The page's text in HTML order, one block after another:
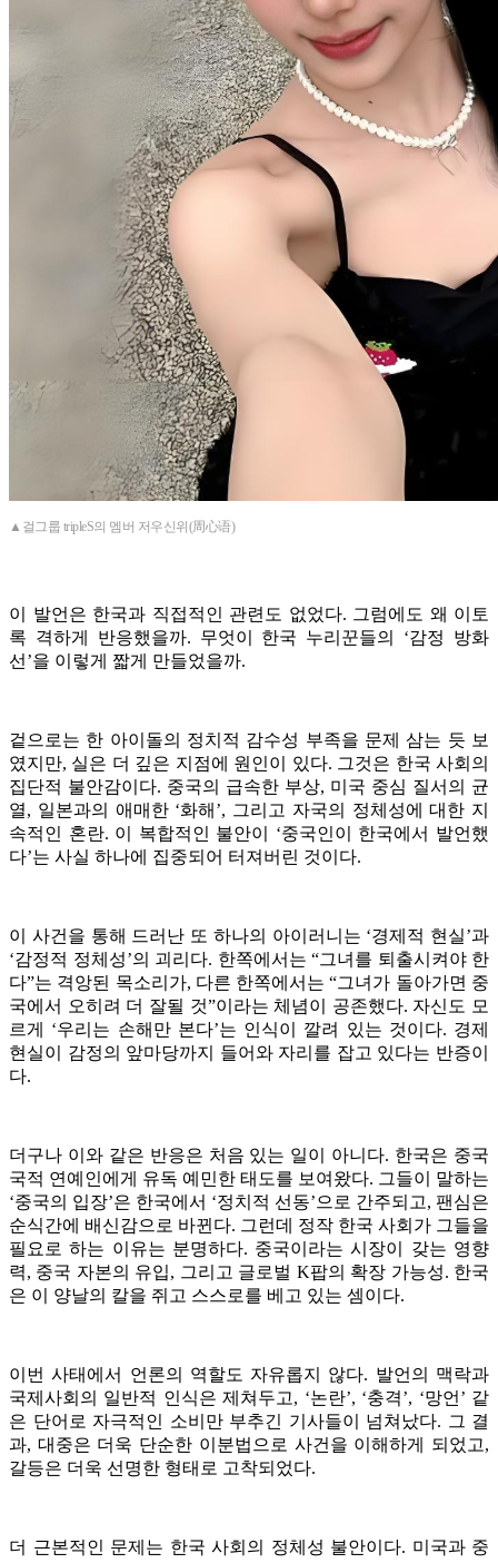
▲걸그룹 tripleS의 멤버 저우신위(周心语)
이 발언은 한국과 직접적인 관련도 없었다. 그럼에도 왜 이토
록 격하게 반응했을까. 무엇이 한국 누리꾼들의 ‘감정 방화
선’을 이렇게 짧게 만들었을까.
겉으로는 한 아이돌의 정치적 감수성 부족을 문제 삼는 듯 보
였지만, 실은 더 깊은 지점에 원인이 있다. 그것은 한국 사회의
집단적 불안감이다. 중국의 급속한 부상, 미국 중심 질서의 균
열, 일본과의 애매한 ‘화해’, 그리고 자국의 정체성에 대한 지
속적인 혼란. 이 복합적인 불안이 ‘중국인이 한국에서 발언했
다’는 사실 하나에 집중되어 터져버린 것이다.
이 사건을 통해 드러난 또 하나의 아이러니는 ‘경제적 현실’과
‘감정적 정체성’의 괴리다. 한쪽에서는 “그녀를 퇴출시켜야 한
다”는 격앙된 목소리가, 다른 한쪽에서는 “그녀가 돌아가면 중
국에서 오히려 더 잘될 것”이라는 체념이 공존했다. 자신도 모
르게 ‘우리는 손해만 본다’는 인식이 깔려 있는 것이다. 경제
현실이 감정의 앞마당까지 들어와 자리를 잡고 있다는 반증이
다.
더구나 이와 같은 반응은 처음 있는 일이 아니다. 한국은 중국
국적 연예인에게 유독 예민한 태도를 보여왔다. 그들이 말하는
‘중국의 입장’은 한국에서 ‘정치적 선동’으로 간주되고, 팬심은
순식간에 배신감으로 바뀐다. 그런데 정작 한국 사회가 그들을
필요로 하는 이유는 분명하다. 중국이라는 시장이 갖는 영향
력, 중국 자본의 유입, 그리고 글로벌 K팝의 확장 가능성. 한국
은 이 양날의 칼을 쥐고 스스로를 베고 있는 셈이다.
이번 사태에서 언론의 역할도 자유롭지 않다. 발언의 맥락과
국제사회의 일반적 인식은 제쳐두고, ‘논란’, ‘충격’, ‘망언’ 같
은 단어로 자극적인 소비만 부추긴 기사들이 넘쳐났다. 그 결
과, 대중은 더욱 단순한 이분법으로 사건을 이해하게 되었고,
갈등은 더욱 선명한 형태로 고착되었다.
더 근본적인 문제는 한국 사회의 정체성 불안이다. 미국과 중